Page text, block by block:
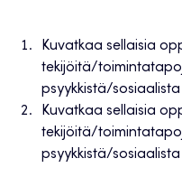
Kuvatkaa sellaisia
tekijöitä/
psyykkistä/
Kuvatkaa sellaisia
tekijöitä/
psyykkistä/